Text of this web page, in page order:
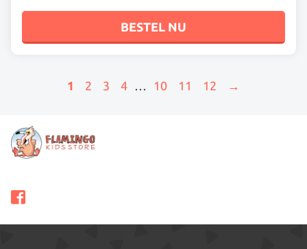
BESTEL NU
1 2 3 4 … 10 11 12 →